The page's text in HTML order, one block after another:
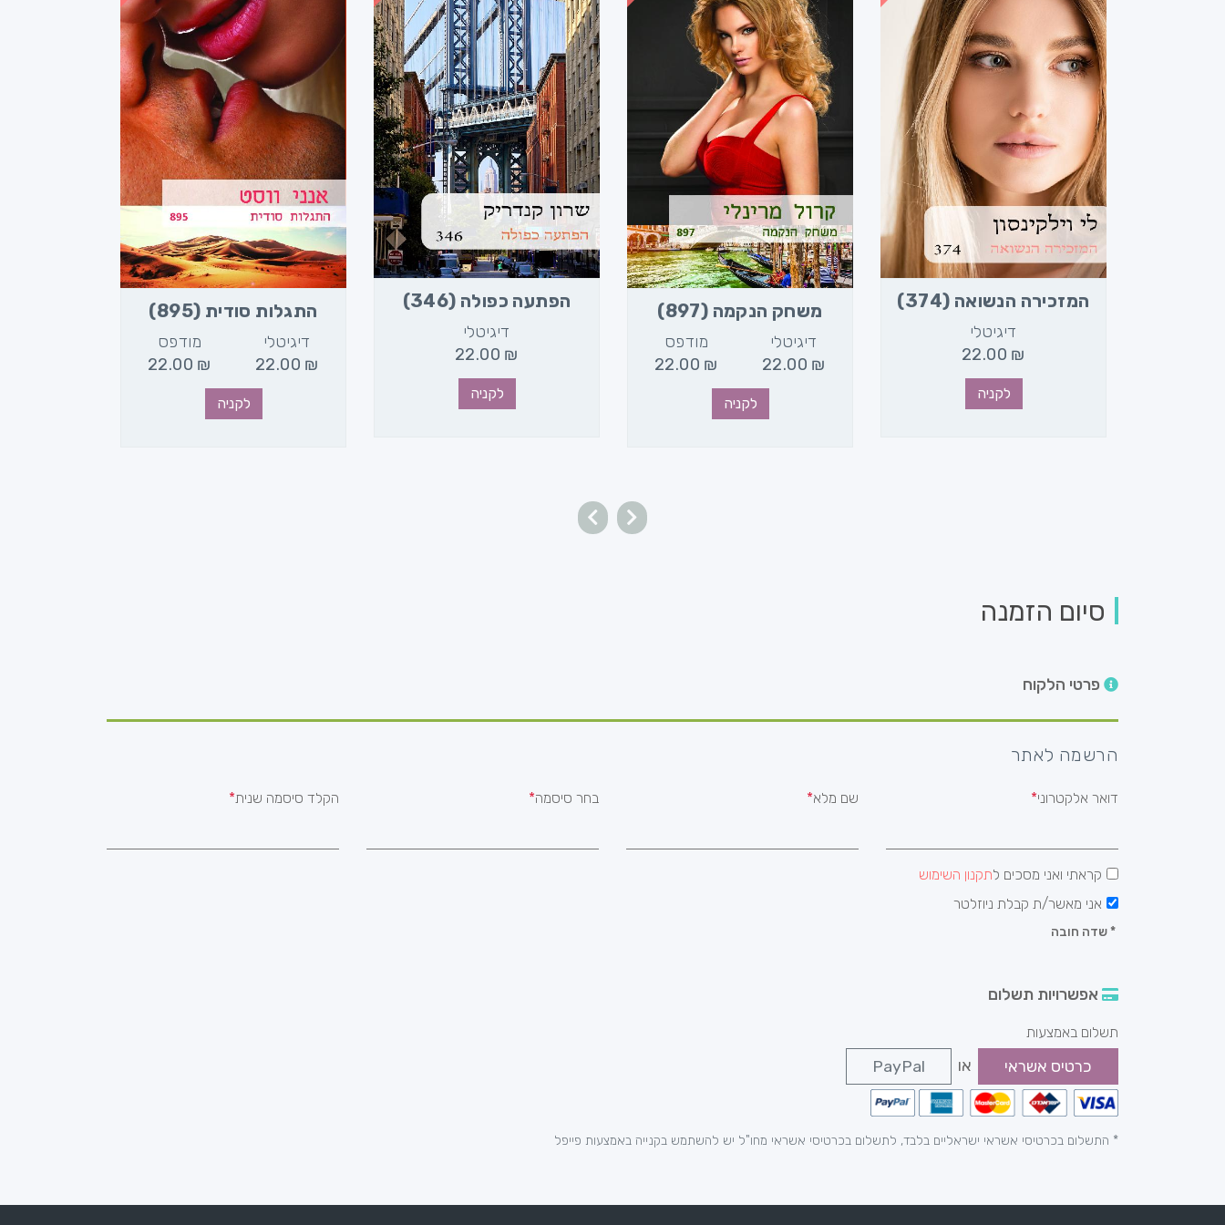
התגלות סודית (895)
מודפס
22.00 ₪
דיגיטלי
22.00 ₪
לקניה
הפתעה כפולה (346)
דיגיטלי
22.00 ₪
לקניה
משחק הנקמה (897)
מודפס
22.00 ₪
דיגיטלי
22.00 ₪
לקניה
המזכירה הנשואה (374)
דיגיטלי
22.00 ₪
לקניה
סיום הזמנה
פרטי הלקוח
הרשמה לאתר
דואר אלקטרוני שם מלא בחר סיסמה הקלד סיסמה שנית
קראתי ואני מסכים לתקנון השימוש
אני מאשר/ת קבלת ניוזלטר
*שדה חובה
אפשרויות תשלום
תשלום באמצעות
כרטיס אשראי או PayPal
* התשלום בכרטיסי אשראי ישראליים בלבד, לתשלום בכרטיסי אשראי מחו"ל יש להשתמש בקנייה באמצעות פייפל